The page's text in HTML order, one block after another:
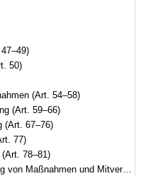
50)
(Art. 54–58)
(Art. 59–66)
(Art. 67–76)
77)
78–81)
und Mitverantwortung (Art. 82–83)